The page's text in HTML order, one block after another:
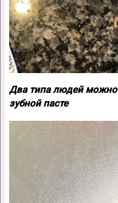
Два типа людей
зубной пасте